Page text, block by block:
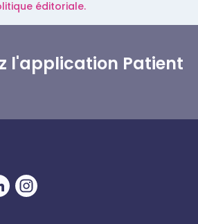
éditoriale.
l'application Patient